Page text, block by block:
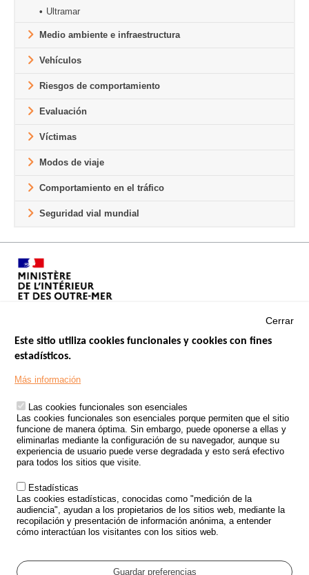
Ultramar
Medio ambiente e infraestructura
Vehículos
Riesgos de comportamiento
Evaluación
Víctimas
Modos de viaje
Comportamiento en el tráfico
Seguridad vial mundial
Footer
TRATAMIENTO DE DATOS PERSONALES PROCEDENTES DE
ACCIDENTES DE TRÁFICO
ESTUDIOS
CONVOCATORIA DE PROYECTOS DE ESTUDIOS
POLÍTICA DE SEGURIDAD VIAL
Outils
EVENTOS
GLOSARIO
Cerrar
Este sitio utiliza cookies funcionales y cookies con fines
estadísticos.
Más información
Las cookies funcionales son esenciales
Las cookies funcionales son esenciales porque permiten que el sitio
funcione de manera óptima. Sin embargo, puede oponerse a ellas y
eliminarlas mediante la configuración de su navegador, aunque su
experiencia de usuario puede verse degradada y esto será efectivo
para todos los sitios que visite.
Estadísticas
Las cookies estadísticas, conocidas como "medición de la
audiencia", ayudan a los propietarios de los sitios web, mediante la
recopilación y presentación de información anónima, a entender
cómo interactúan los visitantes con los sitios web.
Guardar preferencias